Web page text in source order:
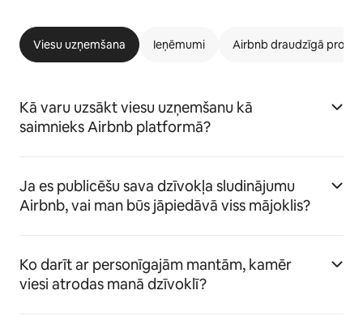
Viesu uzņemšana Ieņēmumi Airbnb draudzīgā
Kā varu uzsākt viesu uzņemšanu kā
saimnieks Airbnb platformā?
Ja es publicēšu sava dzīvokļa sludinājumu
Airbnb, vai man būs jāpiedāvā viss mājoklis?
Ko darīt ar personīgajām mantām, kamēr
viesi atrodas manā dzīvoklī?